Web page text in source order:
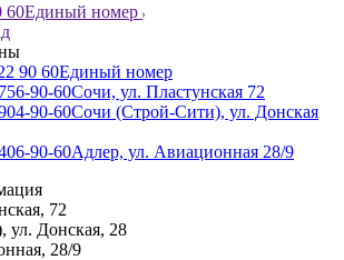
60Единый номер
90 60Единый номер
90-60Сочи, ул. Пластунская 72
90-60Сочи (Строй-Сити), ул. Донская
90-60Адлер, ул. Авиационная 28/9
72
Донская, 28
28/9